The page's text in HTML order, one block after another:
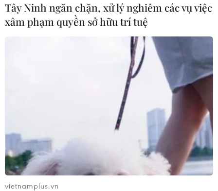
Tây Ninh ngăn chặn, xử lý nghiêm các vụ việc
xâm phạm quyền sở hữu trí tuệ
vietnamplus.vn